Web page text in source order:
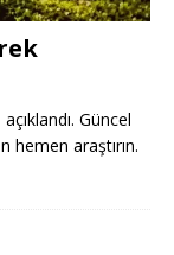
Güncel
hemen araştırın.